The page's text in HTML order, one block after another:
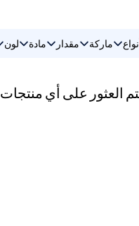
ماركة مقدار مادة لون
العثور على أي منتجات